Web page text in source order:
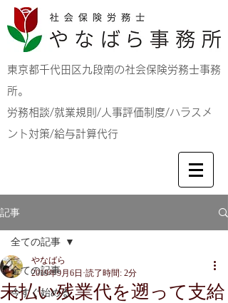
東京都千代田区九段南の社会保険労務士事務
所。
労務相談/就業規則/人事評価制度/ハラスメ
ント対策/給与計算代行
記事
全ての記事
今すぐ始める
全ての記事
未払い残業代を遡って支給
やなばら
2019年9月6日 読了時間: 2分